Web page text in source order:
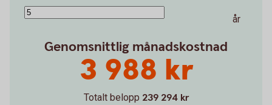
år
Genomsnittlig månadskostnad
3 988 kr
Totalt belopp 239 294 kr